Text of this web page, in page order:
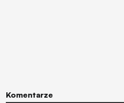
Komentarze